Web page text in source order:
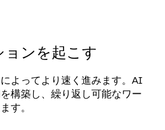
ョンを起こす
よってより速く進みます。AI
構築し、繰り返し可能なワー
す。